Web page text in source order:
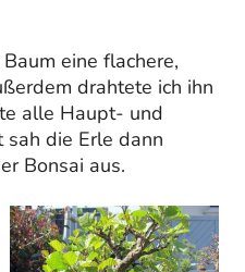
eine flachere,
drahtete ich ihn
alle Haupt- und
sah die Erle dann
Bonsai aus.